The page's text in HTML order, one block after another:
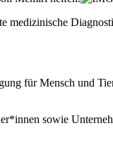
medizinische
für Mensch und
sowie